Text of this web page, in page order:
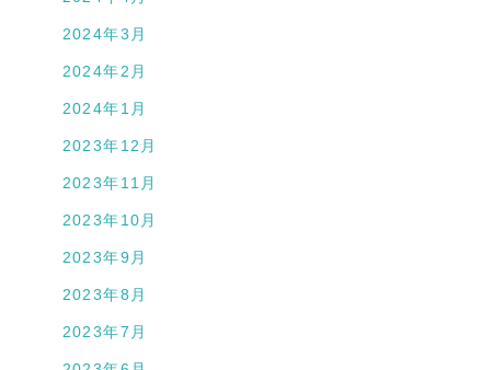
2024年3月
2024年2月
2024年1月
2023年12月
2023年11月
2023年10月
2023年9月
2023年8月
2023年7月